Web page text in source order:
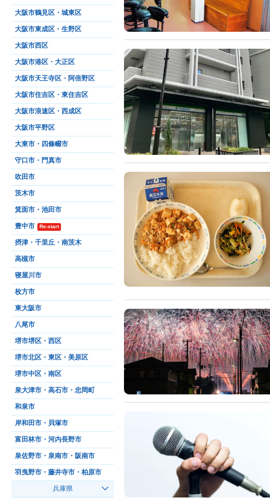
大阪市鶴見区・城東区
大阪市東成区・生野区
大阪市西区
大阪市港区・大正区
大阪市天王寺区・阿倍野区
大阪市住吉区・東住吉区
大阪市浪速区・西成区
大阪市平野区
大東市・四條畷市
守口市・門真市
吹田市
茨木市
箕面市・池田市
豊中市 Re-start
摂津・千里丘・南茨木
高槻市
寝屋川市
枚方市
東大阪市
八尾市
堺市堺区・西区
堺市北区・東区・美原区
堺市中区・南区
泉大津市・高石市・忠岡町
和泉市
岸和田市・貝塚市
富田林市・河内長野市
泉佐野市・泉南市・阪南市
羽曳野市・藤井寺市・柏原市
兵庫県